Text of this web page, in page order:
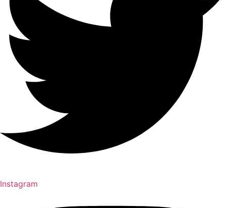
Instagram